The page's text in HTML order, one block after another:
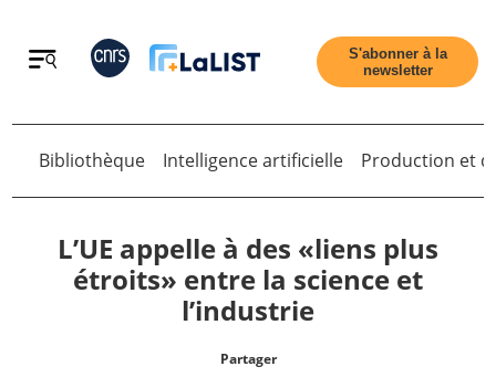
Retour
S'abonner à la
newsletter
Bibliothèque Intelligence artificielle Production et
L’UE appelle à des «liens plus
étroits» entre la science et
l’industrie
Partager